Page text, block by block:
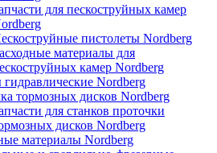
для пескоструйных камер
пистолеты Nordberg
материалы для
камер Nordberg
Nordberg
тормозных дисков Nordberg
для станков проточки
дисков Nordberg
материалы Nordberg